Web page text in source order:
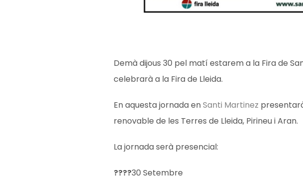
Demà dijous 30 pel matí estarem a la Fira de
celebrarà a la Fira de Lleida.
En aquesta jornadaenSanti Martinez
renovable de les Terres de Lleida, Pirineu i Aran.
La jornada serà presencial:
????30 Setembre